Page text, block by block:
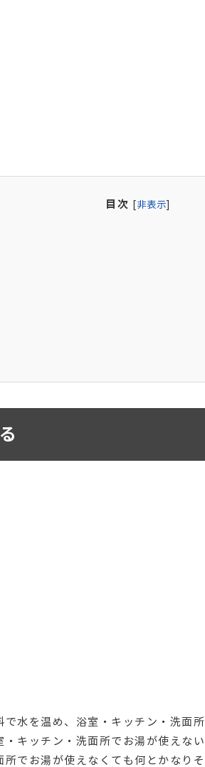
目次 [非表示]
水を温め、浴室・キッチン・洗面
キッチン・洗面所でお湯が使えな
でお湯が使えなくても何とかなり